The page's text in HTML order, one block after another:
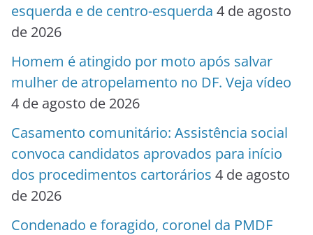
esquerda e de centro-esquerda 4 de agosto
de 2026
Homem é atingido por moto após salvar
mulher de atropelamento no DF. Veja vídeo
4 de agosto de 2026
Casamento comunitário: Assistência social
convoca candidatos aprovados para início
dos procedimentos cartorários 4 de agosto
de 2026
Condenado e foragido, coronel da PMDF